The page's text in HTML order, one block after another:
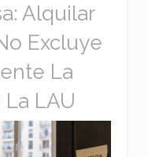
Alquilar
Excluye
La
LAU